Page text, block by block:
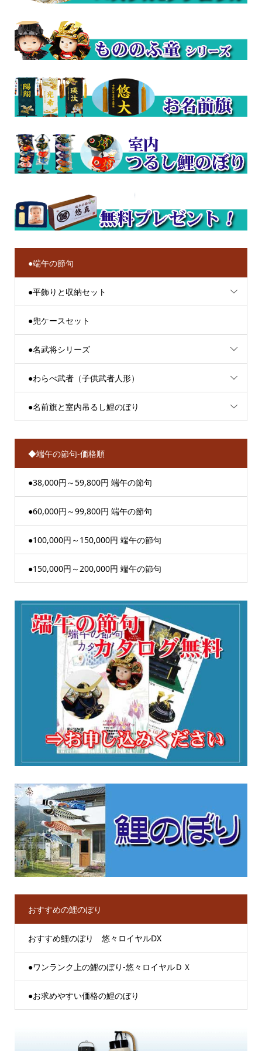
●端午の節句
●平飾りと収納セット
●兜ケースセット
●名武将シリーズ
●わらべ武者（子供武者人形）
●名前旗と室内吊るし鯉のぼり
◆端午の節句-価格順
●38,000円～59,800円 端午の節句
●60,000円～99,800円 端午の節句
●100,000円～150,000円 端午の節句
●150,000円～200,000円 端午の節句
おすすめの鯉のぼり
おすすめ鯉のぼり 悠々ロイヤルDX
●ワンランク上の鯉のぼり-悠々ロイヤルＤＸ
●お求めやすい価格の鯉のぼり